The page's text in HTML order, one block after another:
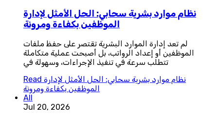
نظام موارد بشرية سحابي: الحل الأمثل لإدارة
الموظفين بكفاءة ومرونة
لم تعد إدارة الموارد البشرية تقتصر على حفظ ملفات
الموظفين أو إعداد الرواتب، بل أصبحت عملية متكاملة
تتطلب سرعة في تنفيذ الإجراءات، وسهولة في
Read نظام موارد بشرية سحابي: الحل الأمثل لإدارة
الموظفين بكفاءة ومرونة
All
Jul 20, 2026